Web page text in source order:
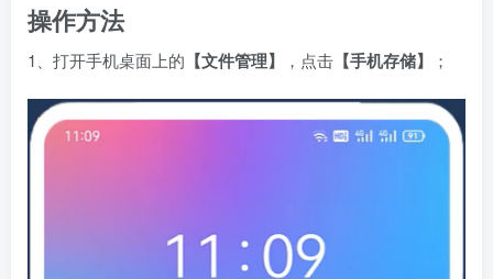
操作方法
1、打开手机桌面上的 【文件管理】 ，点击 【手机存储】 ；